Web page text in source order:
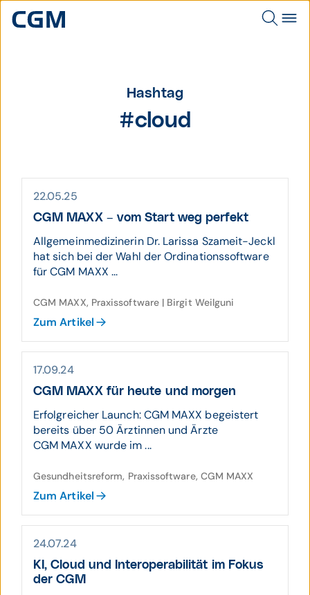
Hashtag
#cloud
22.05.25
CGM MAXX – vom Start weg perfekt
Allgemeinmedizinerin Dr. Larissa Szameit-Jeckl
hat sich bei der Wahl der Ordinationssoftware
für CGM MAXX ...
CGM MAXX, Praxissoftware | Birgit Weilguni
Zum Artikel
17.09.24
CGM MAXX für heute und morgen
Erfolgreicher Launch: CGM MAXX begeistert
bereits über 50 Ärztinnen und Ärzte
CGM MAXX wurde im ...
Gesundheitsreform, Praxissoftware, CGM MAXX
Zum Artikel
24.07.24
KI, Cloud und Interoperabilität im Fokus
der CGM